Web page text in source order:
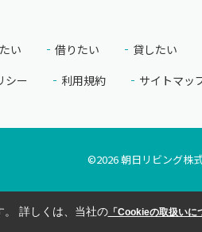
い 借りたい
貸したい
シー 利用規約 サイトマッ
©2026朝日リビング株
詳しくは、当社の「Cookieの取扱いに